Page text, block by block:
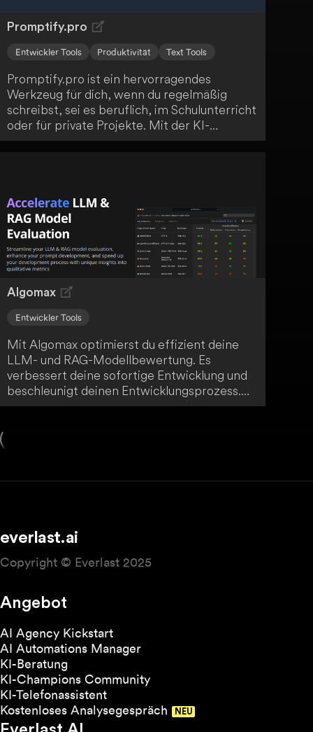
Promptify.pro
Entwickler Tools Produktivität Text Tools
Promptify.pro ist ein hervorragendes
Werkzeug für dich, wenn du regelmäßig
schreibst, sei es beruflich, im Schulunterricht
oder für private Projekte. Mit der KI-
Unterstützung werden dir alternative
Algomax
Entwickler Tools
Mit Algomax optimierst du effizient deine
LLM- und RAG-Modellbewertung. Es
verbessert deine sofortige Entwicklung und
beschleunigt deinen Entwicklungsprozess.
Durch einzigartige Einblicke in qualitative
everlast.ai
Copyright © Everlast 2025
Angebot
AI Agency Kickstart
AI Automations Manager
KI-Beratung
KI-Champions Community
KI-Telefonassistent
Kostenloses Analysegespräch